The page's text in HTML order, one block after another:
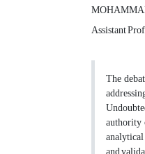
Assistant
The
authority